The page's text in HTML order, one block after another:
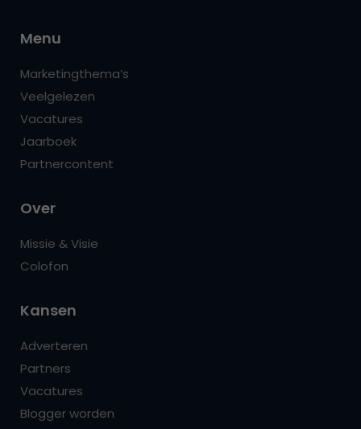
Menu
Marketingthema’s
Veelgelezen
Vacatures
Jaarboek
Partnercontent
Over
Missie & Visie
Colofon
Kansen
Adverteren
Partners
Vacatures
Blogger worden